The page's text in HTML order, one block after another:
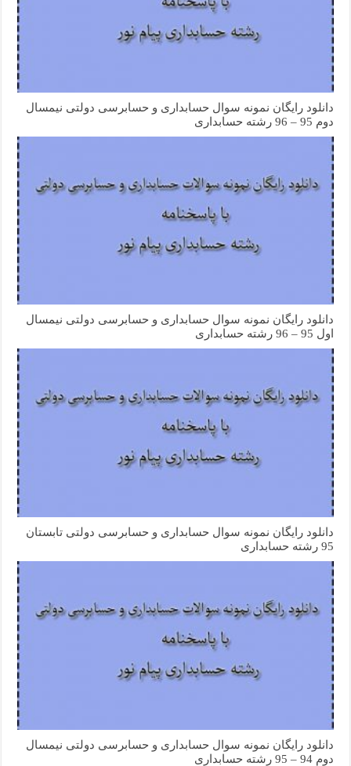
دانلود رایگان نمونه سوال حسابداری و حسابرسی دولتی نیمسال
دوم 95 – 96 رشته حسابداری
دانلود رایگان نمونه سوال حسابداری و حسابرسی دولتی نیمسال
اول 95 – 96 رشته حسابداری
دانلود رایگان نمونه سوال حسابداری و حسابرسی دولتی تابستان
95 رشته حسابداری
دانلود رایگان نمونه سوال حسابداری و حسابرسی دولتی نیمسال
دوم 94 – 95 رشته حسابداری